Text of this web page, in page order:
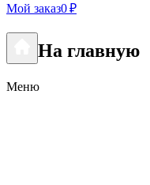
Мой заказ0 ₽
На главную
Меню